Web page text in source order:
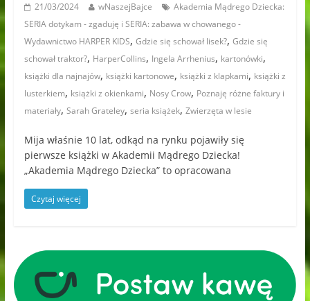
21/03/2024 wNaszejBajce
Akademia Mądrego Dziecka:
SERIA dotykam - zgaduję i SERIA: zabawa w chowanego -
Wydawnictwo HARPER KIDS, Gdzie się schował lisek?, Gdzie się
schował traktor?, HarperCollins, Ingela Arrhenius, kartonówki,
książki dla najnajów, książki kartonowe, książki z klapkami, książki z
lusterkiem, książki z okienkami, Nosy Crow, Poznaję różne faktury i
materiały, Sarah Grateley, seria książek, Zwierzęta w lesie
Mija właśnie 10 lat, odkąd na rynku pojawiły się
pierwsze książki w Akademii Mądrego Dziecka!
„Akademia Mądrego Dziecka” to opracowana
Czytaj więcej